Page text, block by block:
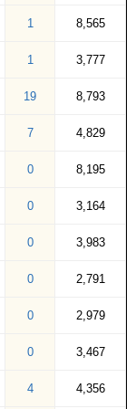
1 8,565
1 3,777
19 8,793
7 4,829
0 8,195
0 3,164
0 3,983
0 2,791
0 2,979
0 3,467
4 4,356